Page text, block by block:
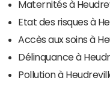
Maternités à
Etat des risques à
Accès aux soins à
Délinquance à
Pollution à